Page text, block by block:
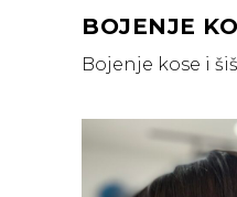
BOJENJE
Bojenje kose i